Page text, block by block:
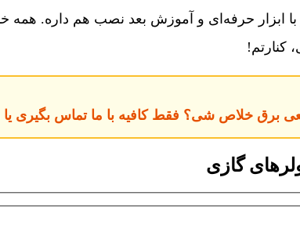
با ابزار حرفه‌ای و آموزش بعد نصب هم داره. همه
کنارتم!
برق خلاص شی؟ فقط کافیه با ما تماس بگیری
گازی